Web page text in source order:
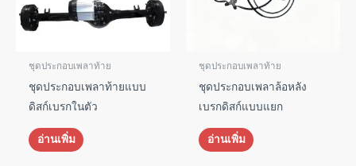
ชุดประกอบเพลาท้าย
ชุดประกอบเพลาท้ายแบบ
ดิสก์เบรกในตัว
อ่านเพิ่ม
ชุดประกอบเพลาท้าย
ชุดประกอบเพลาล้อหลัง
เบรกดิสก์แบบแยก
อ่านเพิ่ม